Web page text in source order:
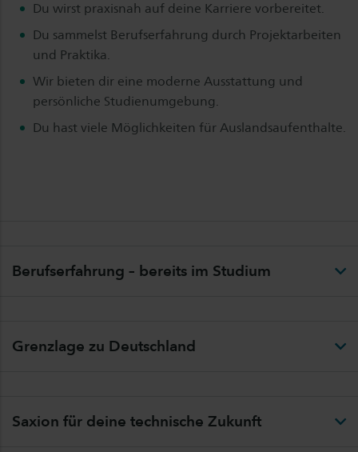
Du wirst praxisnah auf deine Karriere vorbereitet.
Du sammelst Berufserfahrung durch Projektarbeiten
und Praktika.
Wir bieten dir eine moderne Ausstattung und
persönliche Studienumgebung.
Du hast viele Möglichkeiten für Auslandsaufenthalte.
Berufserfahrung – bereits im Studium
Grenzlage zu Deutschland
Saxion für deine technische Zukunft